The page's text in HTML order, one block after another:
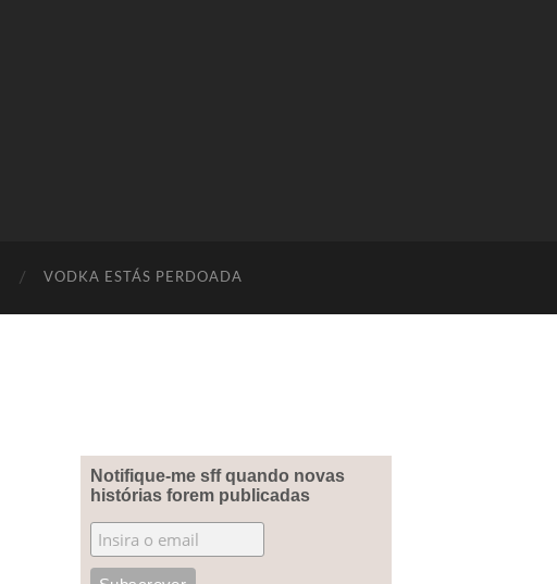
VODKA ESTÁS PERDOADA
Notifique-me sff quando novas
histórias forem publicadas